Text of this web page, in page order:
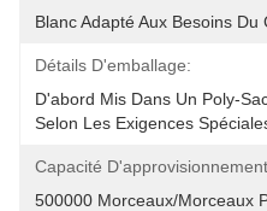
Blanc Adapté Aux Besoins Du
Détails D'emballage:
D'abord Mis Dans Un Poly-
Selon Les Exigences
Capacité
500000 Morceaux/morceaux